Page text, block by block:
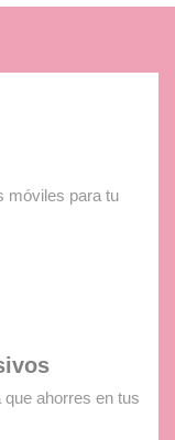
móviles para tu
ahorres en tus